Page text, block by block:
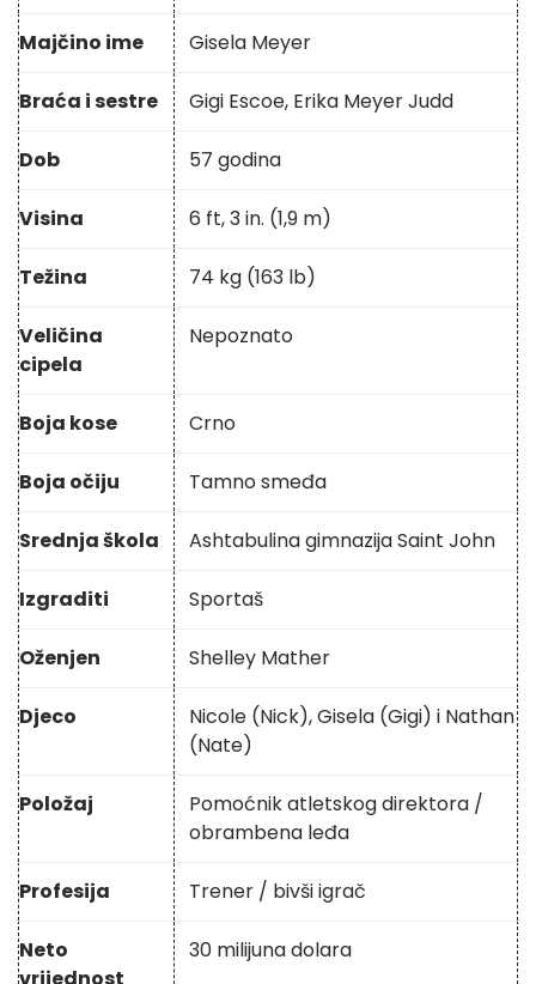
Majčino ime Gisela Meyer
Braća i sestre Gigi Escoe, Erika Meyer Judd
Dob 57 godina
Visina 6 ft, 3 in. (1,9 m)
Težina 74 kg (163 lb)
Veličina
cipela
Nepoznato
Boja kose Crno
Boja očiju Tamno smeđa
Srednja škola Ashtabulina gimnazija Saint John
Izgraditi Sportaš
Oženjen Shelley Mather
Djeco
Nicole (Nick), Gisela (Gigi) i Nathan
(Nate)
Položaj
Pomoćnik atletskog direktora /
obrambena leđa
Profesija Trener / bivši igrač
Neto
30 milijuna dolara